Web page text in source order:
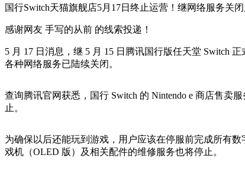
国行Switch天猫旗舰店5月17日终止运营！继网络服务关
感谢网友 手写的从前 的线索投递！
5 月 17 日消息，继 5 月 15 日腾讯国行版任天堂 Switch
各种网络服务已陆续关闭。
查询腾讯官网获悉，国行 Switch 的 Nintendo e 商店售卖
止。
为确保以后还能玩到游戏，用户应该在停服前完成所有数
戏机（OLED 版）及相关配件的维修服务也将停止。